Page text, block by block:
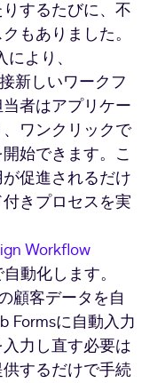
するたびに、不
もありました。
より、
新しいワークフ
者はアプリケー
ワンクリックで
始できます。こ
促進されるだけ
きプロセスを実
Workflow
動化します。
顧客データを自
Formsに自動入力
力し直す必要は
するだけで手続